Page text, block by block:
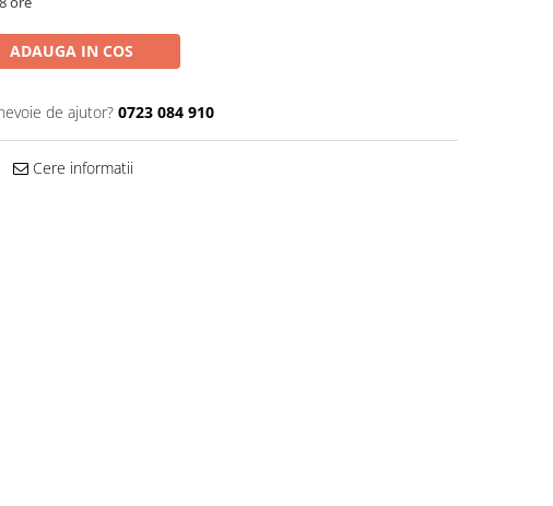
ADAUGA IN COS
de ajutor? 0723 084 910
Cere informatii